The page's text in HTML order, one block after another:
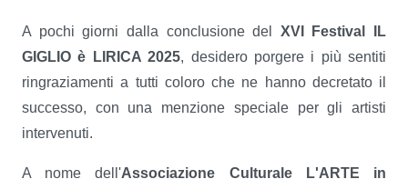
A pochi giorni dalla conclusione del XVI Festival IL
GIGLIO è LIRICA 2025, desidero porgere i più sentiti
ringraziamenti a tutti coloro che ne hanno decretato il
successo, con una menzione speciale per gli artisti
intervenuti.
A nome dell'Associazione Culturale L'ARTE in